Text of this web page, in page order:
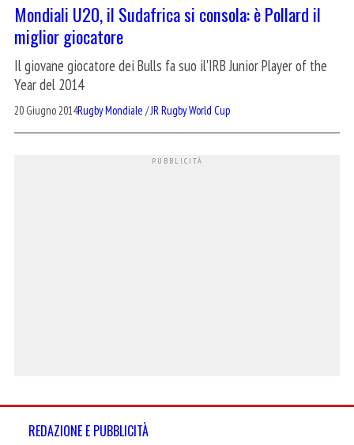
Mondiali U20, il Sudafrica si consola: è Pollard il
miglior giocatore
Il giovane giocatore dei Bulls fa suo il'IRB Junior Player of the
Year del 2014
20 Giugno 2014Rugby Mondiale /JR Rugby World Cup
REDAZIONE E PUBBLICITÀ